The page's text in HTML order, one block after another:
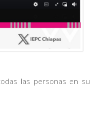
las personas en su